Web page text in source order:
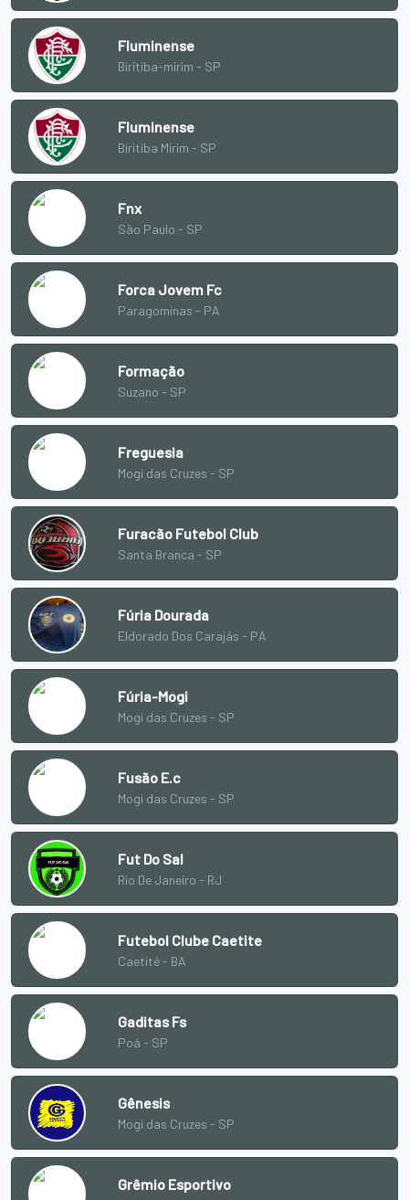
Fluminense
Biritiba-mirim - SP
Fluminense
Biritiba Mirim - SP
Fnx
São Paulo - SP
Forca Jovem Fc
Paragominas - PA
Formação
Suzano - SP
Freguesia
Mogi das Cruzes - SP
Furacão Futebol Club
Santa Branca - SP
Fúria Dourada
Eldorado Dos Carajás - PA
Fúria-Mogi
Mogi das Cruzes - SP
Fusão E.c
Mogi das Cruzes - SP
Fut Do Sal
Rio De Janeiro - RJ
Futebol Clube Caetite
Caetité - BA
Gaditas Fs
Poá - SP
Gênesis
Mogi das Cruzes - SP
Grêmio Esportivo